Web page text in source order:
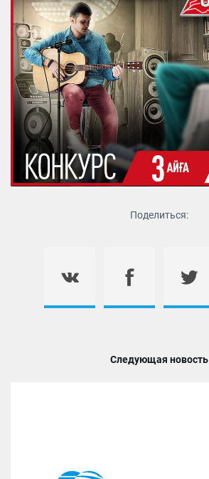
Поделиться:
Следующая новость